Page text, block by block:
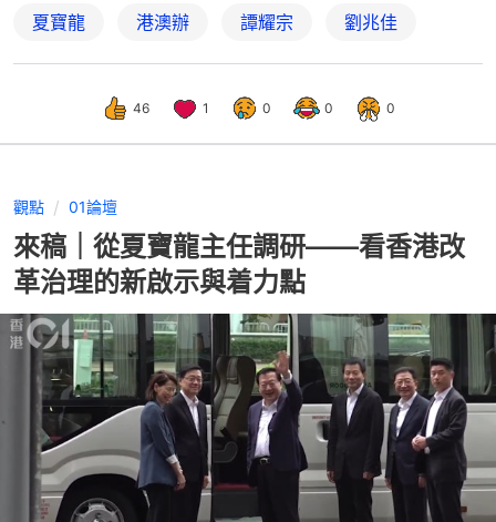
夏寶龍 港澳辦 譚耀宗 劉兆佳
46 1 0 0 0
觀點 01論壇
來稿｜從夏寶龍主任調研——看香港改
革治理的新啟示與着力點